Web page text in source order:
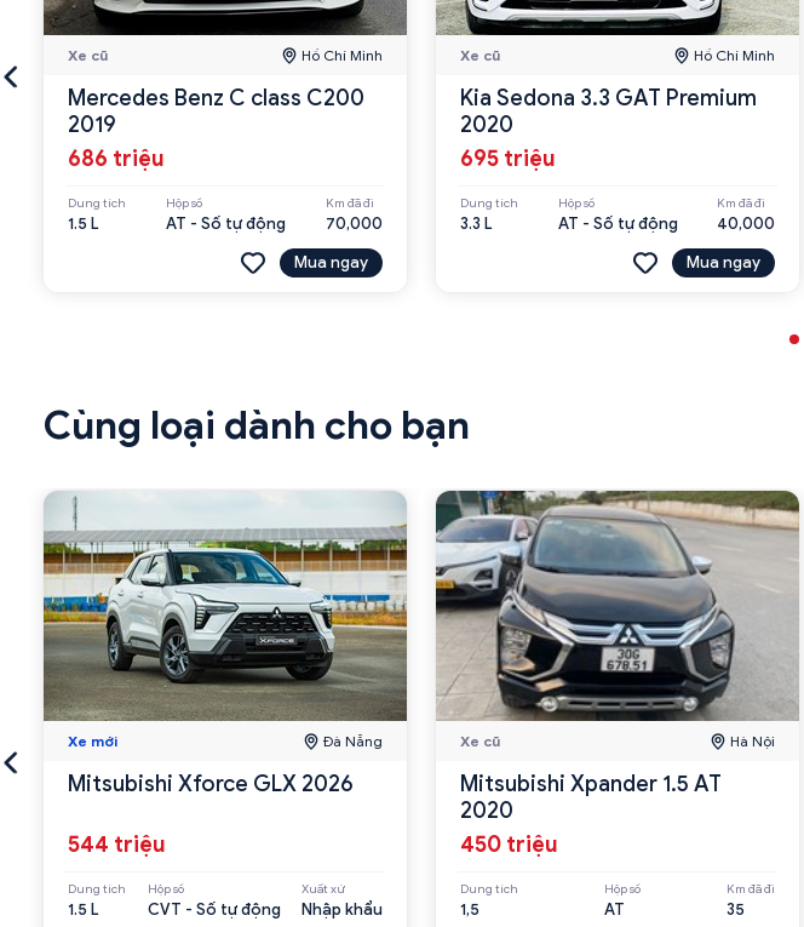
Xe cũ Hồ Chí Minh
Mercedes Benz C class C200
2019
686 triệu
Dung tích
1.5 L
Hộp số
AT - Số tự động
Km đã đi
70,000
Mua ngay
Xe cũ Hồ Chí Minh
Kia Sedona 3.3 GAT Premium
2020
695 triệu
Dung tích
3.3 L
Hộp số
AT - Số tự động
Km đã đi
40,000
Mua ngay
Cùng loại dành cho bạn
Xe mới Đà Nẵng
Mitsubishi Xforce GLX 2026
544 triệu
Dung tích
1.5 L
Hộp số
CVT - Số tự động
Xuất xứ
Nhập khẩu
Xe cũ Hà Nội
Mitsubishi Xpander 1.5 AT
2020
450 triệu
Dung tích
1,5
Hộp số
AT
Km đã đi
35